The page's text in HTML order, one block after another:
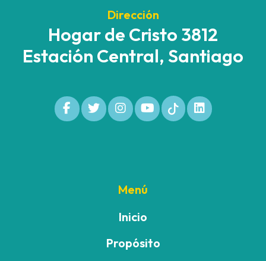
Dirección
Hogar de Cristo 3812
Estación Central, Santiago
Menú
Inicio
Propósito